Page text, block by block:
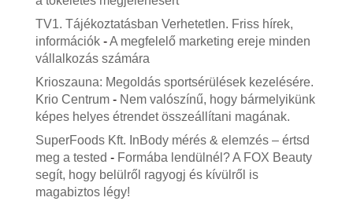
TV1. Tájékoztatásban Verhetetlen. Friss hírek,
információk-A megfelelő marketing ereje minden
vállalkozás számára
Krioszauna: Megoldás sportsérülések kezelésére.
Krio Centrum- Nem valószínű, hogy bármelyikünk
képes helyes étrendet összeállítani magának.
SuperFoods Kft. InBody mérés & elemzés – értsd
meg a tested - Formába lendülnél? A FOX Beauty
segít, hogy belülről ragyogj és kívülről is
magabiztos légy!